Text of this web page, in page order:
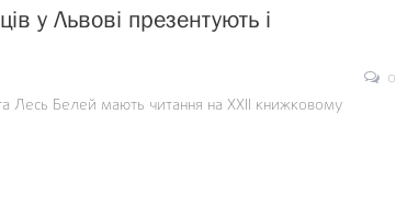
у Львові презентують і
0
Лесь Белей мають читання на ХХІІ книжковому